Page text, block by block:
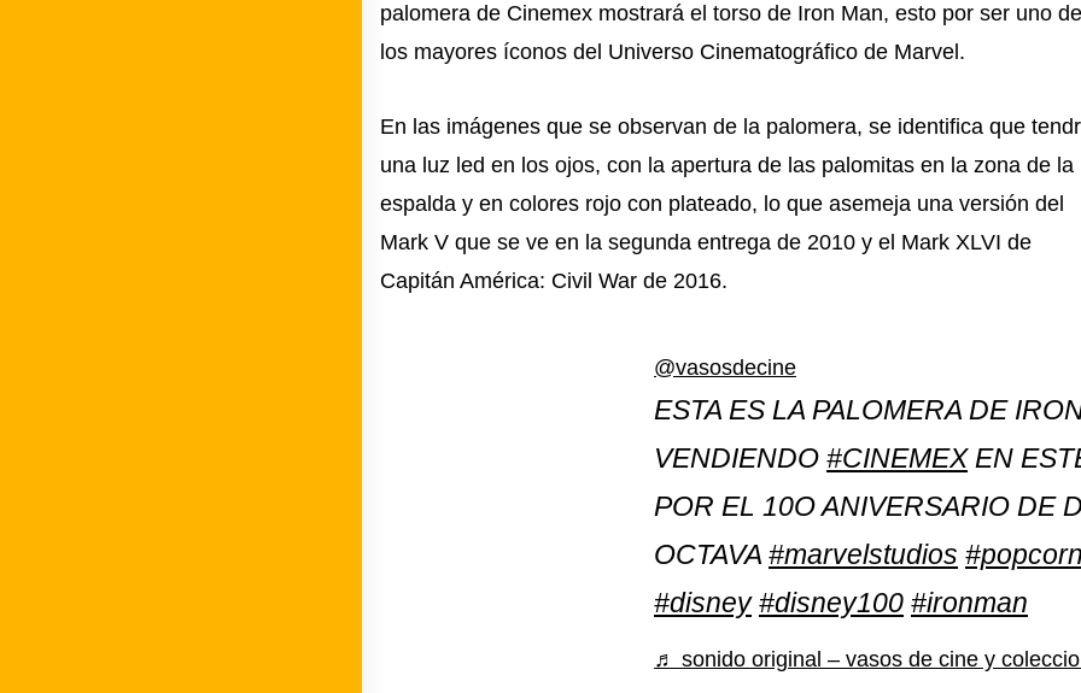
palomera de Cinemex mostrará el torso de Iron Man, esto por ser uno de
los mayores íconos del Universo Cinematográfico de Marvel.
En las imágenes que se observan de la palomera, se identifica que
una luz led en los ojos, con la apertura de las palomitas en la zona de la
espalda y en colores rojo con plateado, lo que asemeja una versión del
Mark V que se ve en la segunda entrega de 2010 y el Mark XLVI de
Capitán América: Civil War de 2016.
@vasosdecine
ESTA ES LA PALOMERA DE
VENDIENDO #CINEMEXEN
POR EL 10O ANIVERSARIO DE
OCTAVA #marvelstudios
#disney #disney100 #ironman
♬ sonido original – vasos de cine y